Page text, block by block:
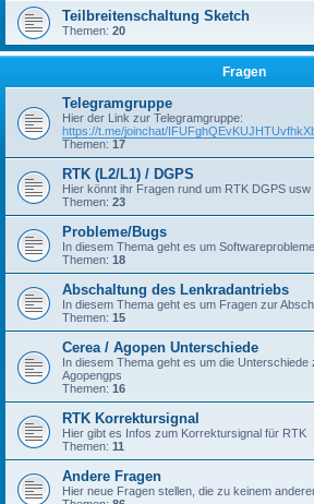
Teilbreitenschaltung Sketch
Themen: 20
Fragen
Telegramgruppe
Hier der Link zur Telegramgruppe:
https://t.me/joinchat/
Themen: 17
RTK (L2/L1) / DGPS
Hier könnt ihr Fragen rund um RTK DGPS usw
Themen: 23
Probleme/Bugs
In diesem Thema geht es um
Themen: 18
Abschaltung des Lenkradantriebs
In diesem Thema geht es um Fragen zur
Themen: 15
Cerea / Agopen Unterschiede
In diesem Thema geht es um die
Agopengps
Themen: 16
RTK Korrektursignal
Hier gibt es Infos zum Korrektursignal für RTK
Themen: 11
Andere Fragen
Hier neue Fragen stellen, die zu keinem